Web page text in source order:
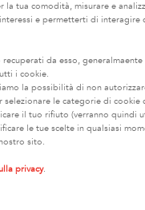
tua comodità, misurare e
e permetterti di interagire
da esso,
i cookie.
la possibilità di non
selezionare le categorie di cookie
il tuo rifiuto (verranno quindi
le tue scelte in qualsiasi
sito.
privacy.